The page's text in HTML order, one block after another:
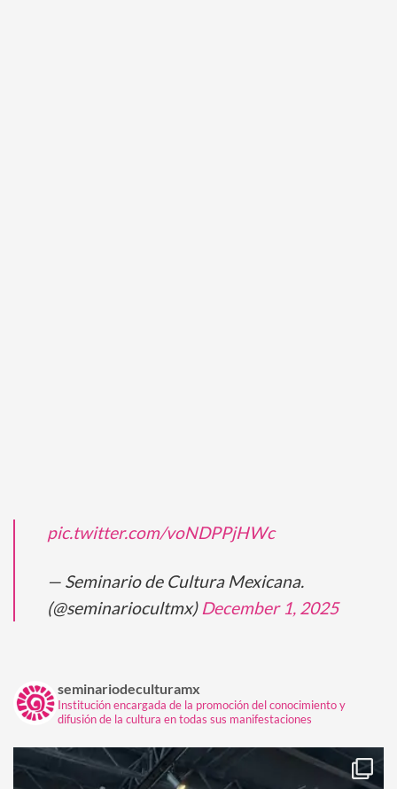
pic.twitter.com/voNDPPjHWc
— Seminario de Cultura Mexicana.
(@seminariocultmx) December 1, 2025
seminariodeculturamx
Institución encargada de la promoción del conocimiento y
difusión de la cultura en todas sus manifestaciones